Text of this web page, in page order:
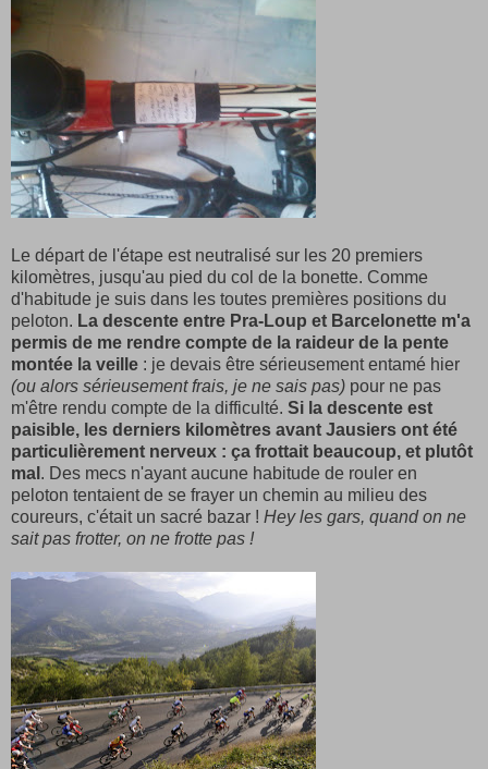
Le départ de l'étape est neutralisé sur les 20 premiers
kilomètres, jusqu'au pied du col de la bonette. Comme
d'habitude je suis dans les toutes premières positions du
peloton. La descente entre Pra-Loup et Barcelonette m'a
permis de me rendre compte de la raideur de la pente
montée la veille : je devais être sérieusement entamé hier
(ou alors sérieusement frais, je ne sais pas) pour ne pas
m'être rendu compte de la difficulté. Si la descente est
paisible, les derniers kilomètres avant Jausiers ont été
particulièrement nerveux : ça frottait beaucoup, et plutôt
mal . Des mecs n'ayant aucune habitude de rouler en
peloton tentaient de se frayer un chemin au milieu des
coureurs, c'était un sacré bazar ! Hey les gars, quand on ne
sait pas frotter, on ne frotte pas !